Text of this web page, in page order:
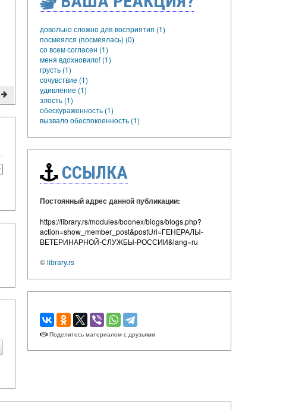
довольно сложно для восприятия (1)
посмеялся (посмеялась) (0)
со всем согласен (1)
меня вдохновило! (1)
грусть (1)
сочувствие (1)
удивление (1)
злость (1)
обескураженность (1)
вызвало обеспокоенность (1)
ССЫЛКА
Постоянный адрес данной публикации:
https://library.rs/modules/boonex/blogs/blogs.php?
action=show_member_post&postUri=ГЕНЕРАЛЫ-
ВЕТЕРИНАРНОЙ-СЛУЖБЫ-РОССИИ&lang=ru
©library.rs
Поделитесь материалом с друзьями